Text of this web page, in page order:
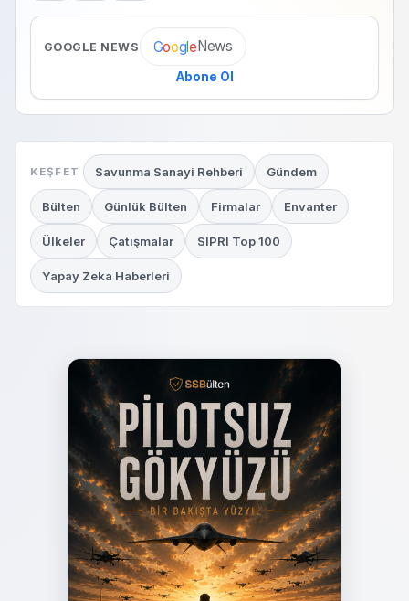
GOOGLE NEWS GoogleNews
Abone Ol
KEŞFET Savunma Sanayi Rehberi Gündem
Bülten Günlük Bülten Firmalar Envanter
Ülkeler Çatışmalar SIPRI Top 100
Yapay Zeka Haberleri